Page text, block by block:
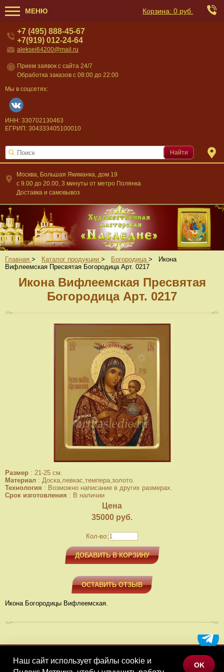
МЕНЮ Корзина: 0 руб.
Москва, Большая Якиманка, дом 19
c 9.00 до 20.00, 3 минуты от метро Полянка
Доставка и самовывоз
+7 (495) 888-45-67
+7(919) 012-24-64
aleksei64200@mail.ru
Прием заявок с сайта 24/7
Обработка заказов с 08:00 до 22:00
Мы в соцсетях:
ИНН: 330702130463
ЕГРИП: 304333405100010
Найти
Главная > Каталог продукции > Богородица >
Икона
Вифлеемская Пресвятая Богородица Арт. 0217
Икона Вифлеемская Пресвятая
Богородица Арт. 0217
Размер : 21-25 см.
Материал : Доска,левкас,темпера,золото.
Технология : Возможно написание в других размерах.
Срок изготовления : В наличии
Цена
35000 руб.
Кол-во:
ДОБАВИТЬ В КОРЗИНУ
ОСТАВИТЬ ОТЗЫВ
Икона Богородицы Вифлеемская.
МЕНЮ
Наш сайт использует файлы cookie и
OK